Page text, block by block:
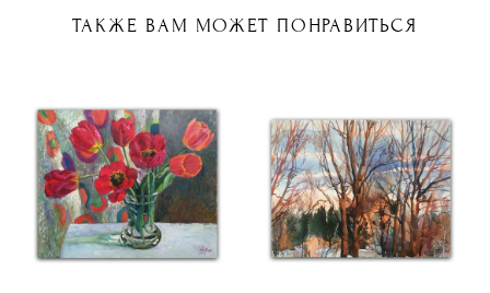
ТАКЖЕ ВАМ МОЖЕТ ПОНРАВИТЬСЯ